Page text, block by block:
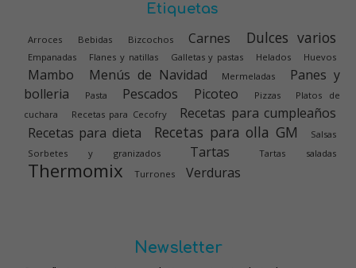
Etiquetas
Arroces Bebidas Bizcochos Carnes Dulces varios
Empanadas Flanes y natillas Galletas y pastas Helados Huevos
Mambo Menús de Navidad Mermeladas
Panes y
bolleria
Pasta Pescados Picoteo Pizzas
Platos de
cuchara
Recetas para Cecofry
Recetas para cumpleaños
Recetas para dieta
Recetas para olla GM
Salsas
Sorbetes y granizados
Tartas Tartas saladas
Thermomix Turrones Verduras
Newsletter